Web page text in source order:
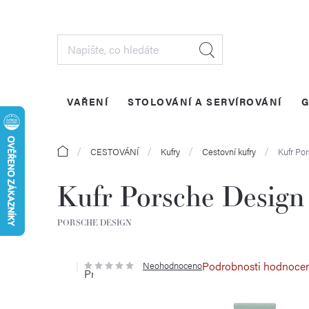
VAŘENÍ STOLOVÁNÍ A SERVÍROVÁNÍ
DomůCESTOVÁNÍ Kufry Cestovní kufry Kufr
Kufr Porsche
PORSCHE DESIGN
Průměrné
hodnocení
NeohodnocenoPodrobnosti